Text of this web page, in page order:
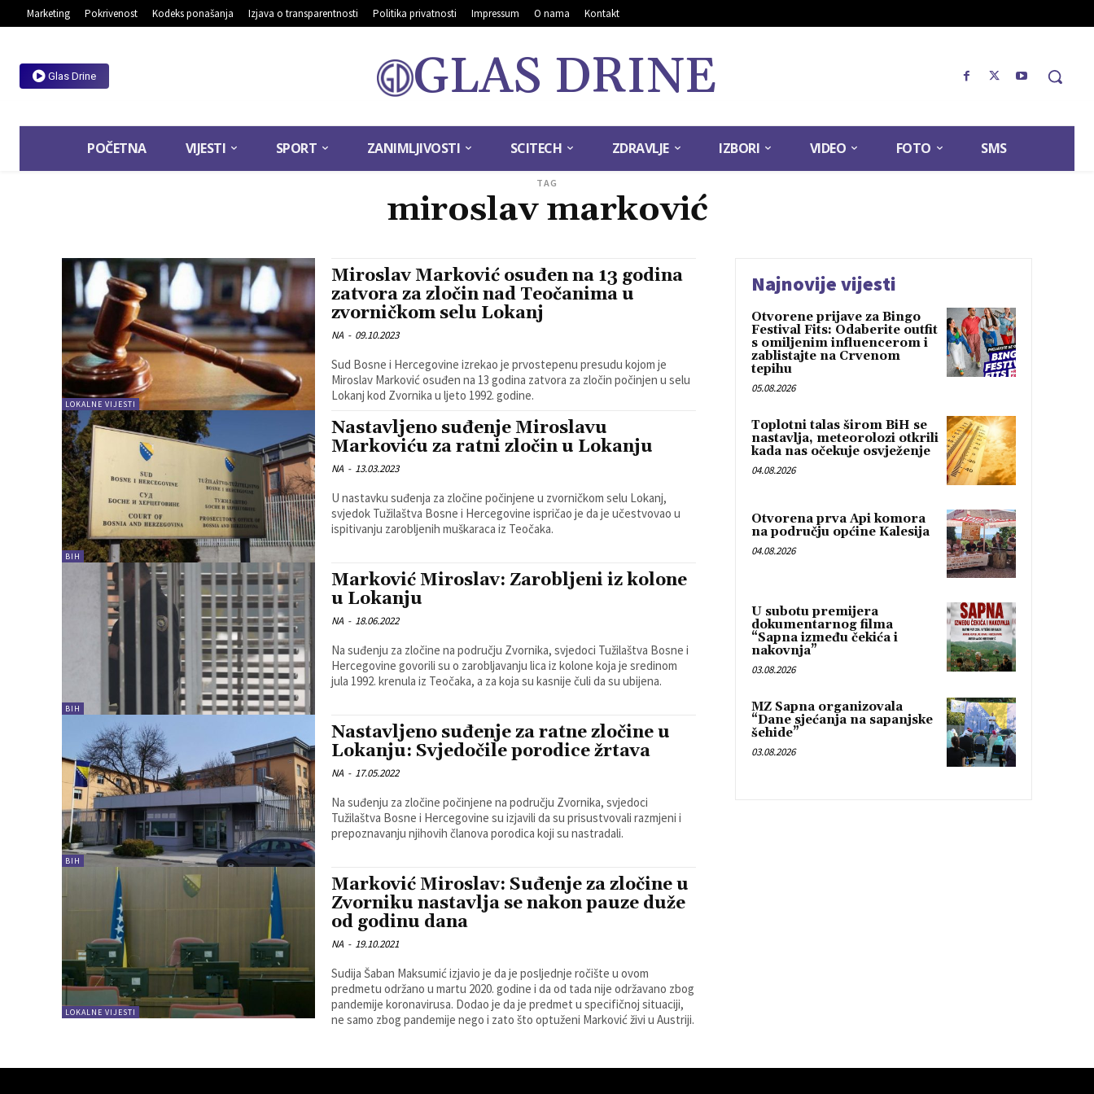
Marketing Pokrivenost Kodeks ponašanja Izjava o transparentnosti Politika privatnosti Impressum O nama Kontakt
Glas Drine GLAS DRINE
POČETNA VIJESTI SPORT ZANIMLJIVOSTI SCITECH ZDRAVLJE IZBORI VIDEO FOTO SMS
TAG
miroslav marković
LOKALNE VIJESTI
Miroslav Marković osuđen na 13 godina
zatvora za zločin nad Teočanima u
zvorničkom selu Lokanj
NA - 09.10.2023
Sud Bosne i Hercegovine izrekao je prvostepenu presudu kojom je
Miroslav Marković osuđen na 13 godina zatvora za zločin počinjen u selu
Lokanj kod Zvornika u ljeto 1992. godine.
BIH
Nastavljeno suđenje Miroslavu
Markoviću za ratni zločin u Lokanju
NA - 13.03.2023
U nastavku suđenja za zločine počinjene u zvorničkom selu Lokanj,
svjedok Tužilaštva Bosne i Hercegovine ispričao je da je učestvovao u
ispitivanju zarobljenih muškaraca iz Teočaka.
BIH
Marković Miroslav: Zarobljeni iz kolone
u Lokanju
NA - 18.06.2022
Na suđenju za zločine na području Zvornika, svjedoci Tužilaštva Bosne i
Hercegovine govorili su o zarobljavanju lica iz kolone koja je sredinom
jula 1992. krenula iz Teočaka, a za koja su kasnije čuli da su ubijena.
BIH
Nastavljeno suđenje za ratne zločine u
Lokanju: Svjedočile porodice žrtava
NA - 17.05.2022
Na suđenju za zločine počinjene na području Zvornika, svjedoci
Tužilaštva Bosne i Hercegovine su izjavili da su prisustvovali razmjeni i
prepoznavanju njihovih članova porodica koji su nastradali.
LOKALNE VIJESTI
Marković Miroslav: Suđenje za zločine u
Zvorniku nastavlja se nakon pauze duže
od godinu dana
NA - 19.10.2021
Sudija Šaban Maksumić izjavio je da je posljednje ročište u ovom
predmetu održano u martu 2020. godine i da od tada nije održavano zbog
pandemije koronavirusa. Dodao je da je predmet u specifičnoj situaciji,
ne samo zbog pandemije nego i zato što optuženi Marković živi u Austriji.
Najnovije vijesti
Otvorene prijave za Bingo
Festival Fits: Odaberite outfit
s omiljenim influencerom i
zablistajte na Crvenom
tepihu
05.08.2026
Toplotni talas širom BiH se
nastavlja, meteorolozi otkrili
kada nas očekuje osvježenje
04.08.2026
Otvorena prva Api komora
na području općine Kalesija
04.08.2026
U subotu premijera
dokumentarnog filma
“Sapna između čekića i
nakovnja”
03.08.2026
MZ Sapna organizovala
“Dane sjećanja na sapanjske
šehide”
03.08.2026